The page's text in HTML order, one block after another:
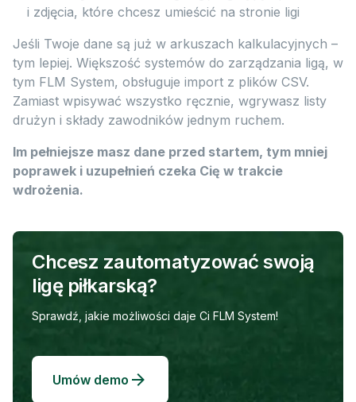
i zdjęcia, które chcesz umieścić na stronie ligi
Jeśli Twoje dane są już w arkuszach kalkulacyjnych –
tym lepiej. Większość systemów do zarządzania ligą, w
tym FLM System, obsługuje import z plików CSV.
Zamiast wpisywać wszystko ręcznie, wgrywasz listy
drużyn i składy zawodników jednym ruchem.
Im pełniejsze masz dane przed startem, tym mniej
poprawek i uzupełnień czeka Cię w trakcie
wdrożenia.
Chcesz zautomatyzować swoją
ligę piłkarską?
Sprawdź, jakie możliwości daje Ci FLM System!
Umów demo